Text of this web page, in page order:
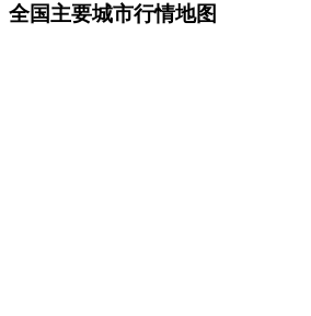
全国主要城市行情地图